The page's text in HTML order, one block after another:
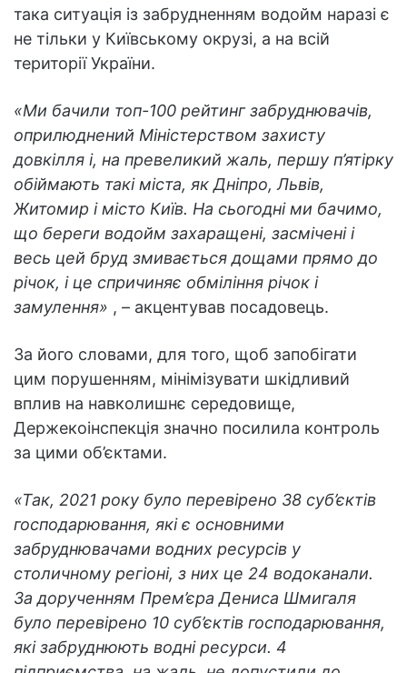
така ситуація із забрудненням водойм наразі є
не тільки у Київському окрузі, а на всій
території України.
«Ми бачили топ-100 рейтинг забруднювачів,
оприлюднений Міністерством захисту
довкілля і, на превеликий жаль, першу п’ятірку
обіймають такі міста, як Дніпро, Львів,
Житомир і місто Київ. На сьогодні ми бачимо,
що береги водойм захаращені, засмічені і
весь цей бруд змивається дощами прямо до
річок, і це спричиняє обміління річок і
замулення» , – акцентував посадовець.
За його словами, для того, щоб запобігати
цим порушенням, мінімізувати шкідливий
вплив на навколишнє середовище,
Держекоінспекція значно посилила контроль
за цими об’єктами.
«Так, 2021 року було перевірено 38 суб’єктів
господарювання, які є основними
забруднювачами водних ресурсів у
столичному регіоні, з них це 24 водоканали.
За дорученням Прем’єра Дениса Шмигаля
було перевірено 10 суб’єктів господарювання,
які забруднюють водні ресурси. 4